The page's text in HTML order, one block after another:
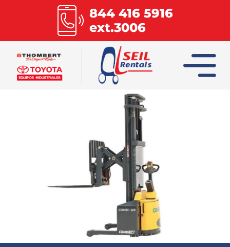
844 416 5916
ext.3006
INICIO
COLUMBIA
COMBILIFT
HOIST
MULTILIFT